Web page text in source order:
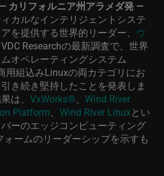
— カリフォルニア州アラメダ発 —
カルなインテリジェントシステ
を提供する世界的リーダー、 ウ
VDC Researchの最新調査で、世界
オペレーティングシステム
用組込みLinuxの両カテゴリにお
き続き堅持したことを発表しま
は、 VxWorks®
Wind River
Platform Wind River Linuxとい
バーのエッジコンピューティング
ォームのリーダーシップを示すも